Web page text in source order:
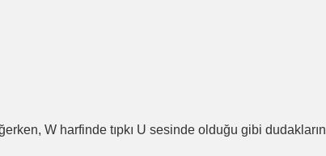
W harfinde tıpkı U sesinde olduğu gibi dudakların